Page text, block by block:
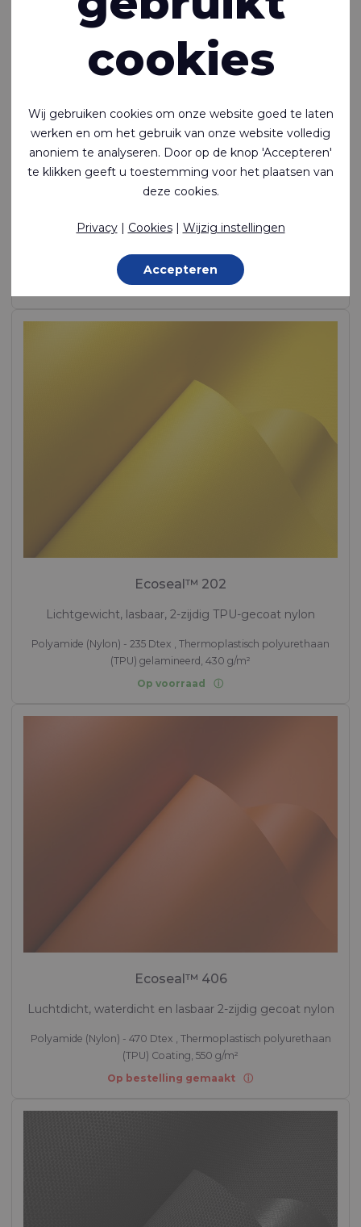
Ecoseal™ 200
Luchtdicht, lasbaar 1-zijdig gecoat polyamide
(TPU) Coating, 275 g/m²
Op voorraad
Ecoseal™ 202
Lichtgewicht, lasbaar, 2-zijdig TPU-gecoat nylon
Polyamide (Nylon) - 235 Dtex , Thermoplastisch polyurethaan
(TPU) gelamineerd, 430 g/m²
Op voorraad
Ecoseal™ 406
Luchtdicht, waterdicht en lasbaar 2-zijdig gecoat nylon
Polyamide (Nylon) - 470 Dtex , Thermoplastisch polyurethaan
(TPU) Coating, 550 g/m²
Op bestelling gemaakt
cookies
Wij gebruiken cookies om onze website goed te laten
werken en om het gebruik van onze website volledig
anoniem te analyseren. Door op de knop 'Accepteren'
te klikken geeft u toestemming voor het plaatsen van
deze cookies.
Privacy| Cookies| Wijzig instellingen
Accepteren